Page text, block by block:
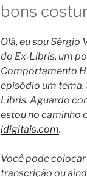
bons
Olá, eu sou Sérgio
do Ex-Libris, um
Comportamento
episódio um tema.
Libris. Aguardo
estou no caminho
idigitais.com.
Você pode
transcrição ou